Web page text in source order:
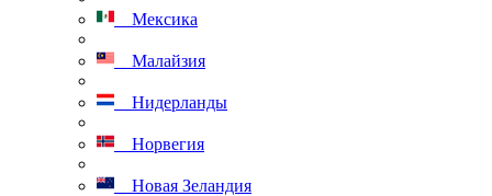
Мексика
Малайзия
Нидерланды
Норвегия
Новая Зеландия